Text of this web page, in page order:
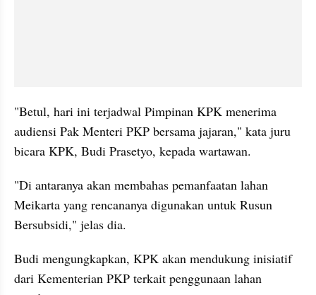
"Betul, hari ini terjadwal Pimpinan KPK menerima
audiensi Pak Menteri PKP bersama jajaran," kata juru
bicara KPK, Budi Prasetyo, kepada wartawan.
"Di antaranya akan membahas pemanfaatan lahan
Meikarta yang rencananya digunakan untuk Rusun
Bersubsidi," jelas dia.
Budi mengungkapkan, KPK akan mendukung inisiatif
dari Kementerian PKP terkait penggunaan lahan